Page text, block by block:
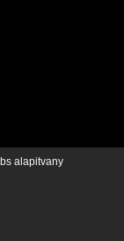
bs alapitvany